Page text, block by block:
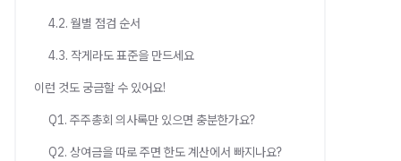
4.2. 월별 점검 순서
4.3. 작게라도 표준을 만드세요
이런 것도 궁금할 수 있어요!
Q1. 주주총회 의사록만 있으면 충분한가요?
Q2. 상여금을 따로 주면 한도 계산에서 빠지나요?